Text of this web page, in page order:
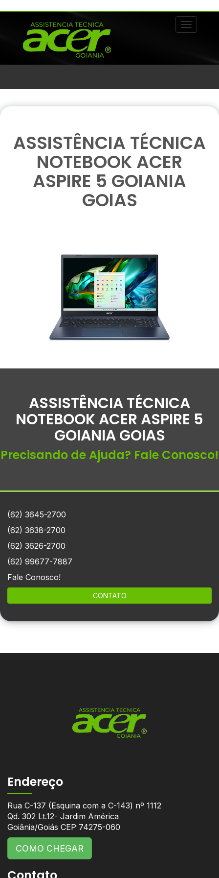
Alternar
ASSISTÊNCIA TÉCNICA
NOTEBOOK ACER
ASPIRE 5 GOIANIA
GOIAS
ASSISTÊNCIA TÉCNICA
NOTEBOOK ACER ASPIRE 5
GOIANIA GOIAS
Precisando de Ajuda? Fale Conosco!
(62) 3645-2700
(62) 3638-2700
(62) 3626-2700
(62) 99677-7887
Fale Conosco!
CONTATO
Endereço
Rua C-137 (Esquina com a C-143) nº 1112
Qd. 302 Lt.12- Jardim América
Goiânia/Goiás CEP 74275-060
COMO CHEGAR